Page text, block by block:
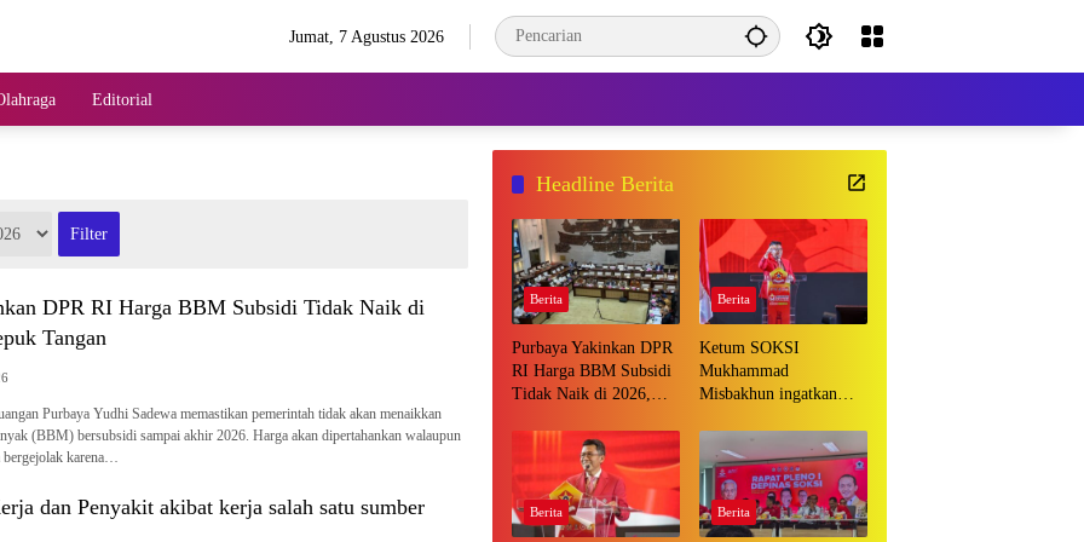
Jumat, 7 Agustus 2026
Editorial
DPR RI Harga BBM Subsidi Tidak Naik di
Tangan
Purbaya Yudhi Sadewa memastikan pemerintah tidak akan menaikkan
(BBM) bersubsidi sampai akhir 2026. Harga akan dipertahankan walaupun
bergejolak karena…
dan Penyakit akibat kerja salah satu sumber
Headline Berita
Berita
Purbaya Yakinkan DPR
RI Harga BBM Subsidi
Tidak Naik di 2026,
Berita
Ketum SOKSI
Mukhammad
Misbakhun ingatkan
menghentikan serangan
bersifat pribadi kepada
Ketua Golkar Bahlil
Lahadalia
Berita Berita